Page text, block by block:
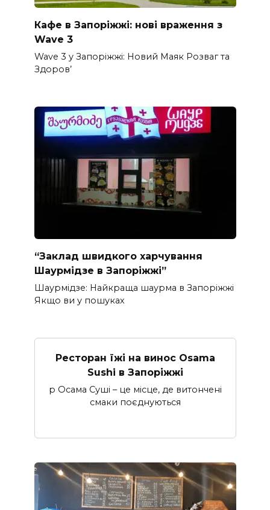
Кафе в Запоріжжі: нові враження з
Wave 3
Wave 3 у Запоріжжі: Новий Маяк Розваг та
Здоров’
“Заклад швидкого харчування
Шаурмідзе в Запоріжжі”
Шаурмідзе: Найкраща шаурма в Запоріжжі
Якщо ви у пошуках
Ресторан їжі на винос Osama
Sushi в Запоріжжі
p Осама Суші – це місце, де витончені
смаки поєднуються